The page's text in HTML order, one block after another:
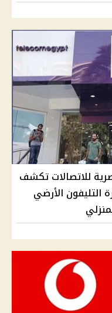
للاتصالات تكشف
التليفون الأرضي